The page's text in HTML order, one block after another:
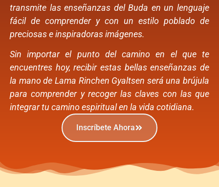
transmite las enseñanzas del Buda en un lenguaje
fácil de comprender y con un estilo poblado de
preciosas e inspiradoras imágenes.
Sin importar el punto del camino en el que te
encuentres hoy, recibir estas bellas enseñanzas de
la mano de Lama Rinchen Gyaltsen será una brújula
para comprender y recoger las claves con las que
integrar tu camino espiritual en la vida cotidiana.
Inscríbete Ahora